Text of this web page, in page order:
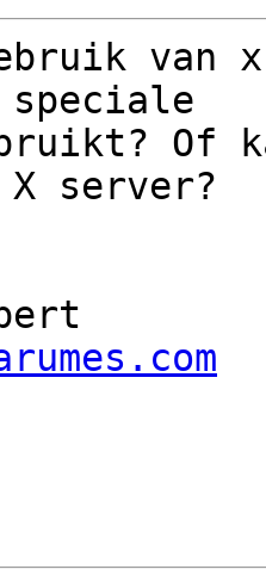
van
Of
server?